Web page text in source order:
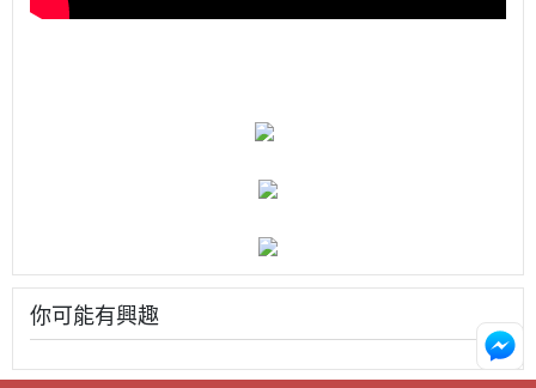
你可能有興趣